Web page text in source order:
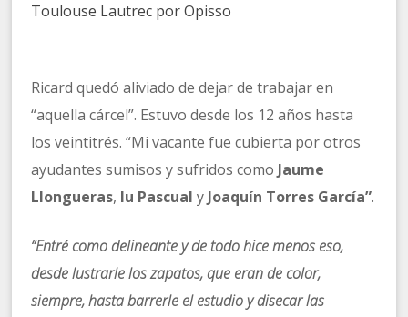
Toulouse Lautrec por Opisso
Ricard quedó aliviado de dejar de trabajar en
“aquella cárcel”. Estuvo desde los 12 años hasta
los veintitrés. “Mi vacante fue cubierta por otros
ayudantes sumisos y sufridos como Jaume
Llongueras, Iu Pascual y Joaquín Torres García”.
“Entré como delineante y de todo hice menos eso,
desde lustrarle los zapatos, que eran de color,
siempre, hasta barrerle el estudio y disecar las